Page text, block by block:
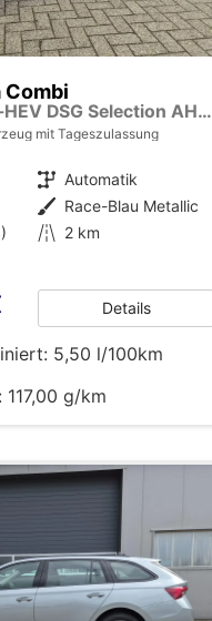
Combi
1.5 TSI 150PS m-HEV DSG Selection AHK Klimaautomatik ACC PDC v+h Rückf.Kamera Sitzheizung TWA Apple CarPlay Android Auto 16"LM
mit Tageszulassung
Getriebe Automatik
Außenfarbe Race-Blau Metallic
Kilometerstand 2 km
Details
5,50 l/100km
117,00 g/km